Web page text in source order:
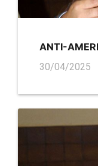
ANTI-
30/04/2025